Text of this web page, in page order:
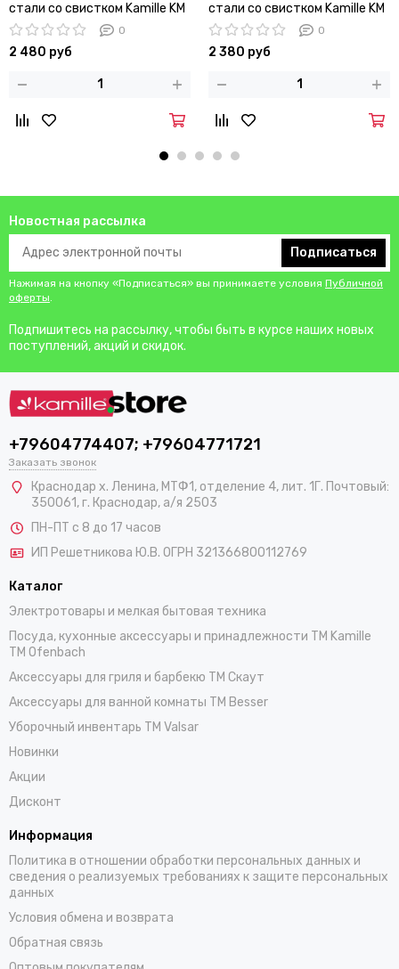
стали со свистком Kamille KM
0854
0
2 480 руб
стали со свистком Kamille KM
0858
0
2 380 руб
Новостная рассылка
Подписаться
Нажимая на кнопку «Подписаться» вы принимаете условия Публичной
оферты.
Подпишитесь на рассылку, чтобы быть в курсе наших новых
поступлений, акций и скидок.
+79604774407; +79604771721
Заказать звонок
Краснодар х. Ленина, МТФ1, отделение 4, лит. 1Г. Почтовый:
350061, г. Краснодар, а/я 2503
ПН-ПТ с 8 до 17 часов
ИП Решетникова Ю.В. ОГРН 321366800112769
Каталог
Электротовары и мелкая бытовая техника
Посуда, кухонные аксессуары и принадлежности TM Kamille
TM Ofenbach
Аксессуары для гриля и барбекю TM Скаут
Аксессуары для ванной комнаты TM Besser
Уборочный инвентарь TM Valsar
Новинки
Акции
Дисконт
Информация
Политика в отношении обработки персональных данных и
сведения о реализуемых требованиях к защите персональных
данных
Условия обмена и возврата
Обратная связь